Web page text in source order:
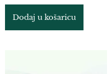
Dodaj u košaricu